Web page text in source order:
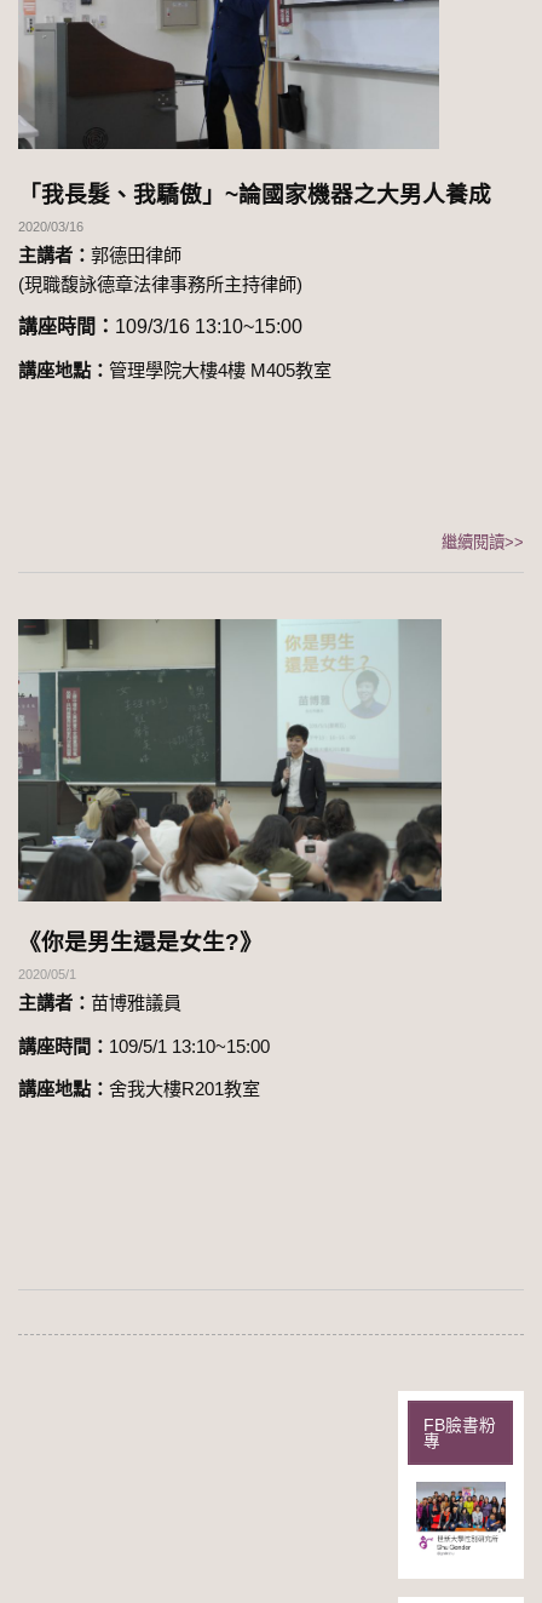
「我長髮、我驕傲」~論國家機器之大男人養成
2020/03/16
主講者：郭德田律師
(現職馥詠德章法律事務所主持律師)
講座時間： 109/3/16 13:10~15:00
講座地點：管理學院大樓4樓 M405教室
繼續閱讀>>
《你是男生還是女生?》
2020/05/1
主講者： 苗博雅議員
講座時間： 109/5/1 13:10~15:00
講座地點：舍我大樓R201教室
FB臉書粉
專